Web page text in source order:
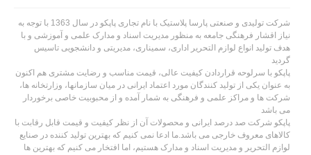
شرکت تولیدی و صنعتی پارسا پلاستیک با نام تجاری پاپکو در سال 1363 با توجه به
نیاز اقشار فرهنگی جامعه به منظور مدیریت اسناد و مدارک علمی و آموزشی و با
هدف تولید انواع لوازم التحریر اداری، سمیناری، مدیریتی و دانشجویی تاسیس
گردید
پاپکو با سرلوحه قراردادن کیفیت عالی، قیمت مناسب و رضایت مشتری هم اکنون
به عنوان یکی از تولید کنندگان مورد اعتماد ایرانی در میان سازمانها، وزارتخانه ها،
شرکت ها و مراکز علمی و فرهنگی به شمار آمده و از محبوبیت خاصی برخوردار
می باشد
پاپکو شرکت صد درصد ایرانی و محصولات آن از نظر کیفیت و قیمت قابل رقابت با
کالاهای معروف خارجی می باشد.ما ادعا نمی کنیم که بهترین تولید کننده در صنایع
لوازم التحریر و مدیریت اسناد و مدارک هستیم، اما افتخار می کنیم که بهترین ها